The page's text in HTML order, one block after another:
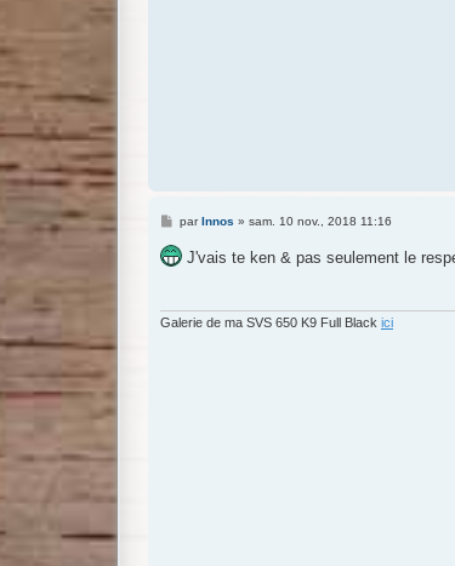
M
s
s
parInnos » sam. 10 nov., 2018 11:16
J'vais te ken & pas seulement le
Galerie de ma SVS 650 K9 Full Black ici